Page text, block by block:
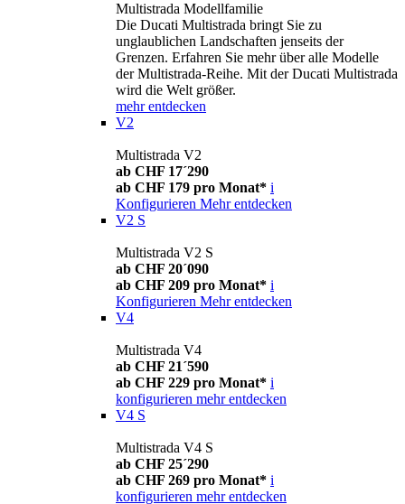
Multistrada Modellfamilie
Die Ducati Multistrada bringt Sie zu
unglaublichen Landschaften jenseits der
Grenzen. Erfahren Sie mehr über alle Modelle
der Multistrada-Reihe. Mit der Ducati Multistrada
wird die Welt größer.
mehr entdecken
V2
Multistrada V2
ab CHF 17´290
ab CHF 179 pro Monat* i
Konfigurieren Mehr entdecken
V2 S
Multistrada V2 S
ab CHF 20´090
ab CHF 209 pro Monat* i
Konfigurieren Mehr entdecken
V4
Multistrada V4
ab CHF 21´590
ab CHF 229 pro Monat* i
konfigurieren mehr entdecken
V4 S
Multistrada V4 S
ab CHF 25´290
ab CHF 269 pro Monat* i
konfigurieren mehr entdecken